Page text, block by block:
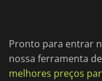
Pronto para entrar
nossa ferramenta
melhores preços